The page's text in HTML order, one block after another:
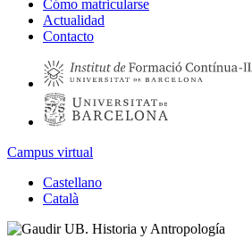
Cómo matricularse
Actualidad
Contacto
Campus virtual
Castellano
Català